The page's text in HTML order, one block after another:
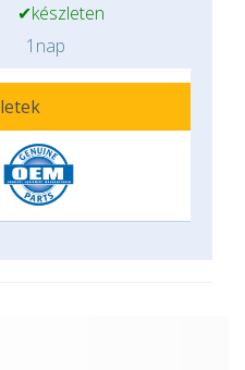
✔készleten
1nap